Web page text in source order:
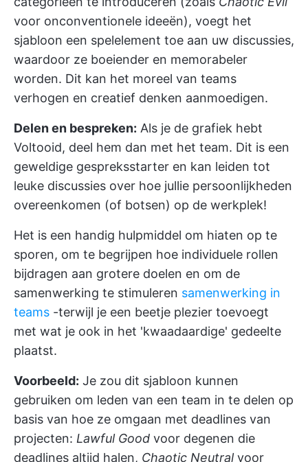
voor onconventionele ideeën), voegt het
sjabloon een spelelement toe aan uw discussies,
waardoor ze boeiender en memorabeler
worden. Dit kan het moreel van teams
verhogen en creatief denken aanmoedigen.
Delen en bespreken: Als je de grafiek hebt
Voltooid, deel hem dan met het team. Dit is een
geweldige gespreksstarter en kan leiden tot
leuke discussies over hoe jullie persoonlijkheden
overeenkomen (of botsen) op de werkplek!
Het is een handig hulpmiddel om hiaten op te
sporen, om te begrijpen hoe individuele rollen
bijdragen aan grotere doelen en om de
samenwerking te stimuleren samenwerking in
teams -terwijl je een beetje plezier toevoegt
met wat je ook in het 'kwaadaardige' gedeelte
plaatst.
Voorbeeld: Je zou dit sjabloon kunnen
gebruiken om leden van een team in te delen op
basis van hoe ze omgaan met deadlines van
projecten: Lawful Good voor degenen die
deadlines altijd halen, Chaotic Neutralvoor